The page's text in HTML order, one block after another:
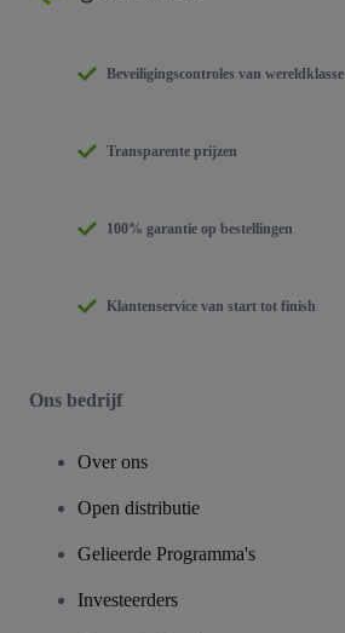
Beveiligingscontroles van wereldklasse
Transparente prijzen
100% garantie op bestellingen
Klantenservice van start tot finish
Ons bedrijf
Over ons
Open distributie
Gelieerde Programma's
Investeerders